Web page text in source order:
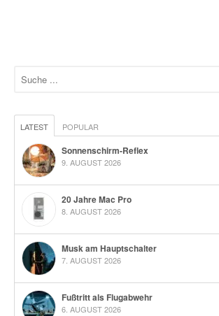
LATEST POPULAR
Sonnenschirm-Reflex
9. AUGUST 2026
20 Jahre Mac Pro
8. AUGUST 2026
Musk am Hauptschalter
7. AUGUST 2026
Fußtritt als Flugabwehr
6. AUGUST 2026